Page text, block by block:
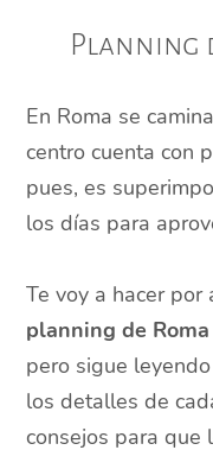
Planning
En Roma se
centro cuenta con
pues, es
los días para
Te voy a hacer
planning de
pero sigue
los detalles de
consejos para que